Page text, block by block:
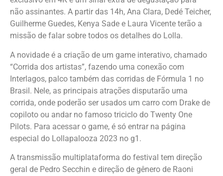
não assinantes. A partir das 14h, Ana Clara, Dedé Teicher,
Guilherme Guedes, Kenya Sade e Laura Vicente terão a
missão de falar sobre todos os detalhes do Lolla.
A novidade é a criação de um game interativo, chamado
“Corrida dos artistas”, fazendo uma conexão com
Interlagos, palco também das corridas de Fórmula 1 no
Brasil. Nele, as principais atrações disputarão uma
corrida, onde poderão ser usados um carro com Drake de
copiloto ou andar no famoso triciclo do Twenty One
Pilots. Para acessar o game, é só entrar na página
especial do Lollapalooza 2023 no g1.
A transmissão multiplataforma do festival tem direção
geral de Pedro Secchin e direção de gênero de Raoni